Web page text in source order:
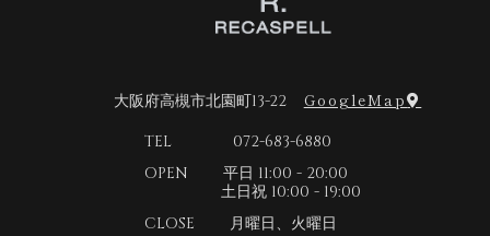
2025年12月
2025年11月
2025年10月
2025年9月
大阪府高槻市北園町13-22 GoogleMap
TEL 072-683-6880
OPEN 平日 11:00 - 20:00
土日祝 10:00 - 19:00
CLOSE 月曜日、火曜日